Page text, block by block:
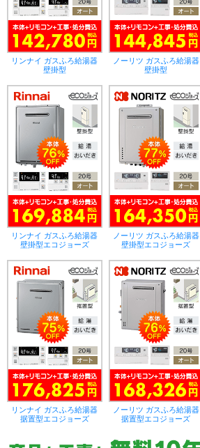
リンナイ ガスふろ給湯器
壁掛型
ノーリツ ガスふろ給湯器
壁掛型
リンナイ ガスふろ給湯器
壁掛型エコジョーズ
ノーリツ ガスふろ給湯器
壁掛型エコジョーズ
リンナイ ガスふろ給湯器
据置型エコジョーズ
ノーリツ ガスふろ給湯器
据置型エコジョーズ